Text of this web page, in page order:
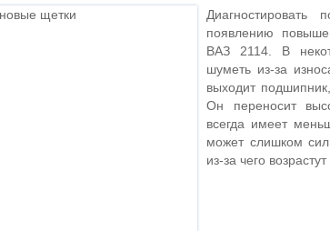
появлению
ВАЗ 2114. В
шуметь из-за
выходит
Он переносит
всегда имеет
может слишком
из-за чего возрастут